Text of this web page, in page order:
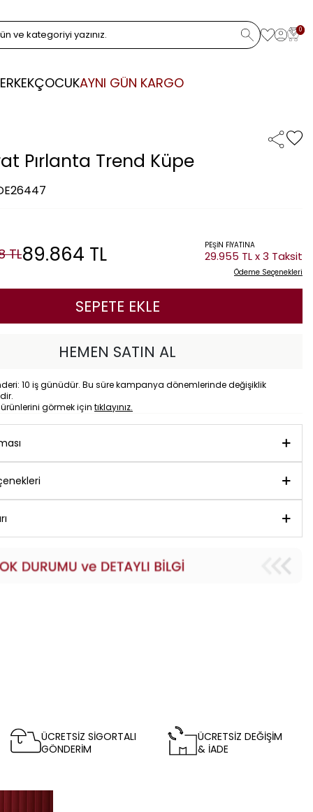
0
ERKEKÇOCUKAYNI GÜN KARGO
Pırlanta Trend Küpe
TL89.864 TL PEŞİN FİYATINA
29.955 TL x 3 Taksit
Ödeme Seçenekleri
SEPETE EKLE
HEMEN SATIN AL
10 iş günüdür. Bu süre kampanya dönemlerinde değişiklik
ürünlerini görmek için tıklayınız.
ÜCRETSİZ SİGORTALI
GÖNDERİM
ÜCRETSİZ DEĞİŞİM
& İADE